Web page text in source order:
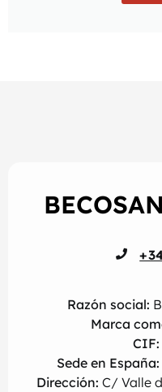
Razón social:
Marca
CIF:
Sede en España:
Dirección: C/ Valle